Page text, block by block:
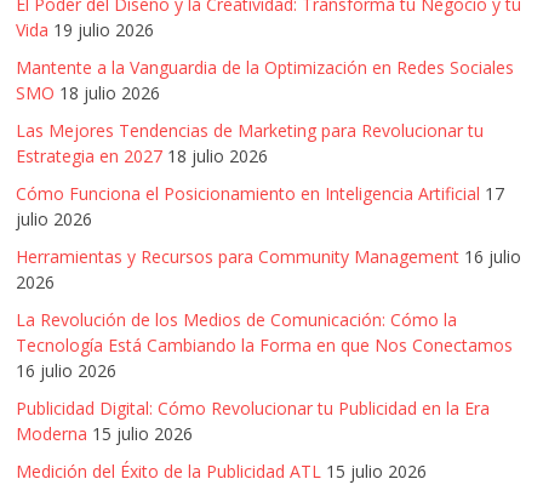
en
Colombia
Revista
iBlue
Marketing
|
Magazine
de
Publicidad,
Mercadeo
y
Medios
de
Vida 19 julio 2026
Mantente a la Vanguardia de la Optimización en Redes Sociales
SMO 18 julio 2026
Las Mejores Tendencias de Marketing para Revolucionar tu
Estrategia en 2027 18 julio 2026
Cómo Funciona el Posicionamiento en Inteligencia Artificial 17
julio 2026
Herramientas y Recursos para Community Management 16 julio
2026
La Revolución de los Medios de Comunicación: Cómo la
Tecnología Está Cambiando la Forma en que Nos Conectamos
16 julio 2026
Publicidad Digital: Cómo Revolucionar tu Publicidad en la Era
Moderna 15 julio 2026
Medición del Éxito de la Publicidad ATL 15 julio 2026